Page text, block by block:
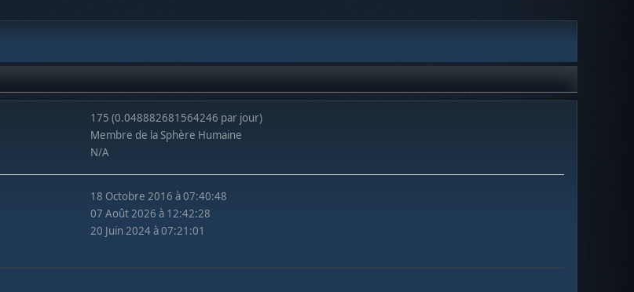
175 (0.048882681564246 par jour)
Membre de la Sphère Humaine
N/A
18 Octobre 2016 à 07:40:48
07 Août 2026 à 12:42:28
20 Juin 2024 à 07:21:01